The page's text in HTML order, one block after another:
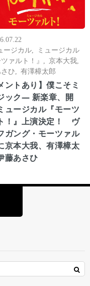
ージカル
ミュージカル
ツァルト！』
京本大我
ひ
有澤樟太郎
ントあり】僕こそミ
ック― 新楽章、開
ュージカル『モーツ
！』上演決定！ ヴ
ガング・モーツァル
京本大我、有澤樟太
藤あさひ